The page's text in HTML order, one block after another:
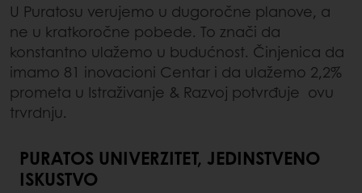
U Puratosu verujemo u dugoročne planove, a
ne u kratkoročne pobede. To znači da
konstantno ulažemo u budućnost. Činjenica da
imamo 81 inovacioni Centar i da ulažemo 2,2%
prometa u Istraživanje & Razvoj potvrđuje ovu
trvrdnju.
PURATOS UNIVERZITET, JEDINSTVENO
ISKUSTVO